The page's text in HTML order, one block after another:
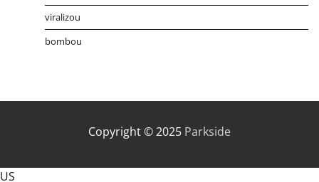
viralizou
bombou
Copyright © 2025 Parkside
US